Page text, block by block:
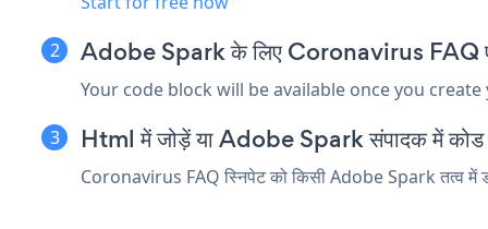
Adobe Spark के लिए Coronavirus FAQ
Your code block will be available once you create
Html में जोड़ें या Adobe Spark संपादक में कोड
Coronavirus FAQ स्निपेट को किसी Adobe Spark तत्व में